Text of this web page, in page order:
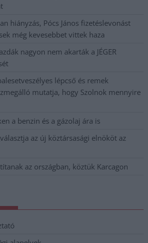
hiányzás, Pócs János fizetéslevonást
még kevesebbet vittek haza
nagyon nem akarták a JÉGER
lépcső és remek
mutatja, hogy Szolnok mennyire
a benzin és a gázolaj ára is
az új köztársasági elnököt az
az országban, köztük Karcagon